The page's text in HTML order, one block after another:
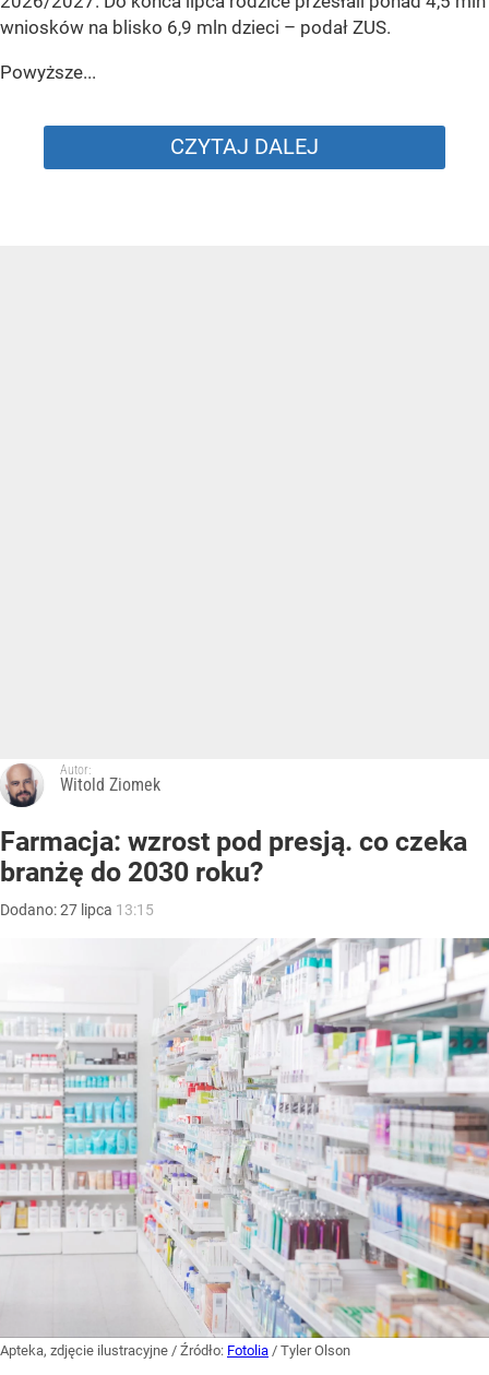
wniosków na blisko 6,9 mln dzieci – podał ZUS.
Powyższe...
CZYTAJ DALEJ
Autor:
Witold Ziomek
Farmacja: wzrost pod presją. co czeka
branżę do 2030 roku?
Dodano:27 lipca 13:15
Apteka, zdjęcie ilustracyjne / Źródło: Fotolia / Tyler Olson